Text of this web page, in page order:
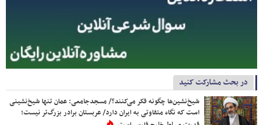
در بحث مشارکت کنید
شیخ‌نشین‌ها چگونه فکر می‌کنند؟/ مسجدجامعی: عمان تنها شیخ‌نشینی
است که نگاه متفاوتی به ایران دارد/ عربستان برادر بزرگ‌تر نیست؛